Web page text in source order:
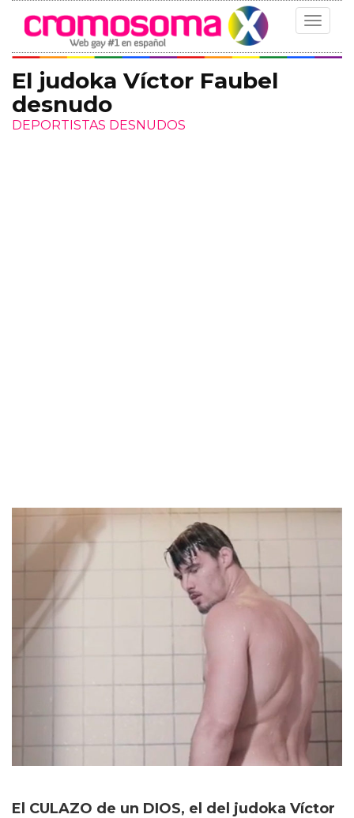
Toggle
El judoka Víctor Faubel
desnudo
DEPORTISTAS DESNUDOS
El CULAZO de un DIOS, el del judoka Víctor